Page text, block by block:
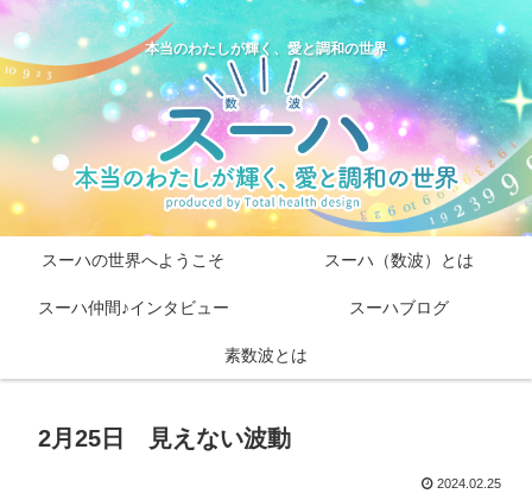
本当のわたしが輝く、愛と調和の世界
スーハの世界へようこそ スーハ（数波）とは
スーハ仲間♪インタビュー スーハブログ
素数波とは
2月25日 見えない波動
2024.02.25